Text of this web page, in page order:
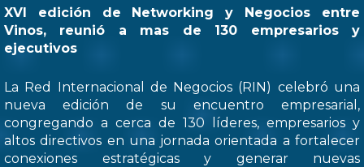
XVI edición de Networking y Negocios entre
Vinos, reunió a mas de 130 empresarios y
ejecutivos
La Red Internacional de Negocios (RIN) celebró una
nueva edición de su encuentro empresarial,
congregando a cerca de 130 líderes, empresarios y
altos directivos en una jornada orientada a fortalecer
conexiones estratégicas y generar nuevas